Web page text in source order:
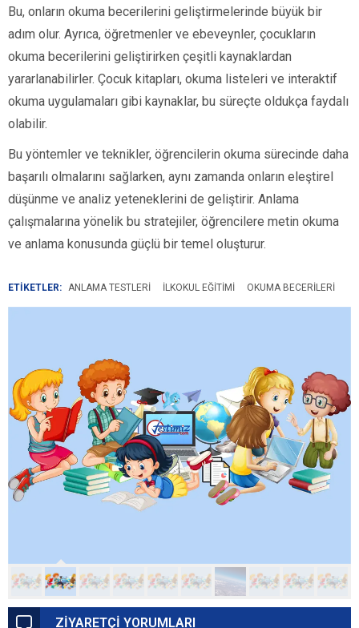
Bu, onların okuma becerilerini geliştirmelerinde büyük bir
adım olur. Ayrıca, öğretmenler ve ebeveynler, çocukların
okuma becerilerini geliştirirken çeşitli kaynaklardan
yararlanabilirler. Çocuk kitapları, okuma listeleri ve interaktif
okuma uygulamaları gibi kaynaklar, bu süreçte oldukça faydalı
olabilir.
Bu yöntemler ve teknikler, öğrencilerin okuma sürecinde daha
başarılı olmalarını sağlarken, aynı zamanda onların eleştirel
düşünme ve analiz yeteneklerini de geliştirir. Anlama
çalışmalarına yönelik bu stratejiler, öğrencilere metin okuma
ve anlama konusunda güçlü bir temel oluşturur.
ETİKETLER: ANLAMA TESTLERI ILKOKUL EĞITIMI OKUMA BECERILERI
ZİYARETÇİ YORUMLARI